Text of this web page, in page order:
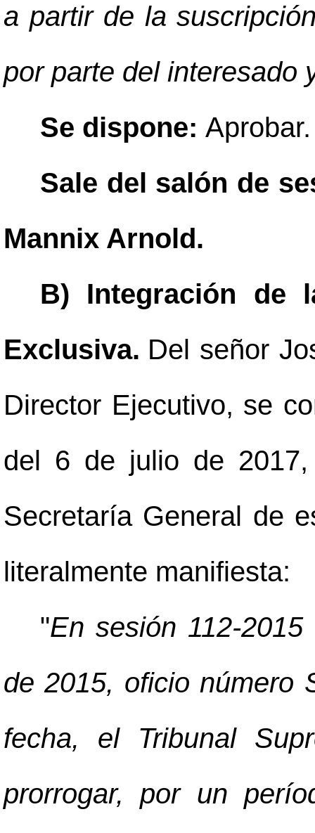
a partir de la
por parte del interesado
Se dispone: Aprobar.
Sale del salón de
Mannix Arnold.
B) Integración de
Exclusiva. Del señor
Director Ejecutivo, se
del 6 de julio de
Secretaría General de
literalmente manifiesta:
"En sesión 112-
de 2015, oficio número
fecha, el Tribunal
prorrogar, por un